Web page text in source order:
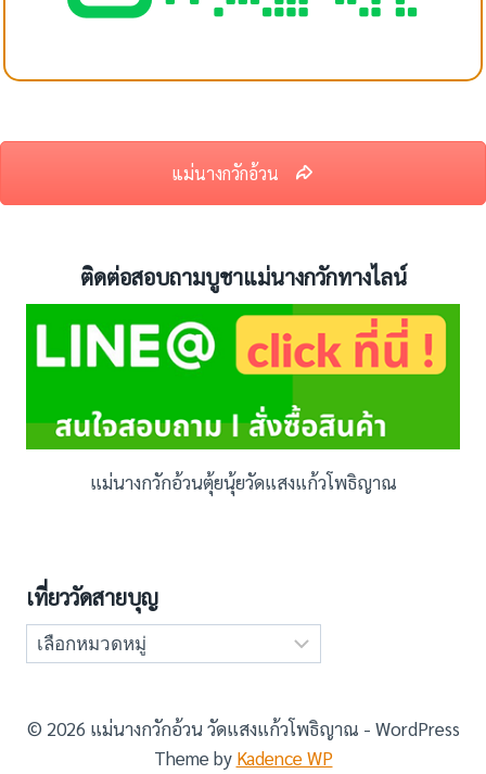
แม่นางกวักอ้วน
ติดต่อสอบถามบูชาแม่นางกวักทางไลน์
แม่นางกวักอ้วนตุ้ยนุ้ยวัดแสงแก้วโพธิญาณ
เที่ยววัดสายบุญ
เที่ยว
วัด
บุญ
© 2026 แม่นางกวักอ้วน วัดแสงแก้วโพธิญาณ - WordPress
Theme by Kadence WP